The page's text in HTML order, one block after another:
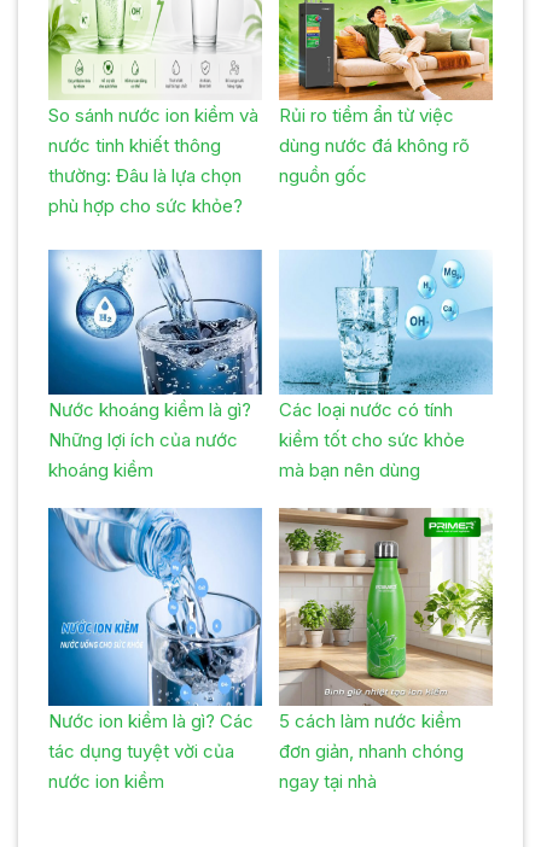
So sánh nước ion kiềm và
nước tinh khiết thông
thường: Đâu là lựa chọn
phù hợp cho sức khỏe?
Rủi ro tiềm ẩn từ việc
dùng nước đá không rõ
nguồn gốc
Nước khoáng kiềm là gì?
Những lợi ích của nước
khoáng kiềm
Các loại nước có tính
kiềm tốt cho sức khỏe
mà bạn nên dùng
Nước ion kiềm là gì? Các
tác dụng tuyệt vời của
nước ion kiềm
5 cách làm nước kiềm
đơn giản, nhanh chóng
ngay tại nhà